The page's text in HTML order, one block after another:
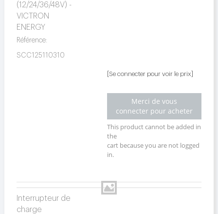
(12/24/36/48V) -
VICTRON
ENERGY
Référence:
SCC125110310
[Se connecter pour voir le prix]
Merci de vous
connecter pour acheter
This product cannot be added in
the
cart because you are not logged
in.
Interrupteur de
charge